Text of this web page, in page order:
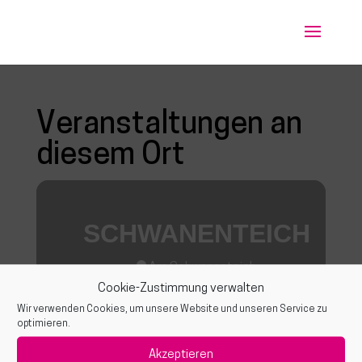
Cookie-Zustimmung verwalten
Wir verwenden Cookies, um unsere Website und unseren Service zu
optimieren.
Akzeptieren
Veranstaltungen an
diesem Ort
SCHWANENTEICH
Am Schwanenteich
Zwischen Gehrenweg und Friedhof